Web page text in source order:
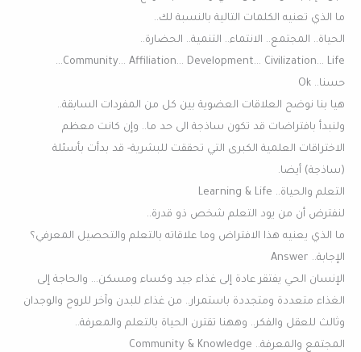
ما الذي تعنيه الكلمات التالية بالنسبة لك..
الحياة.. المجتمع.. الانتماء.. التنمية.. الحضارة..
Community… Affiliation… Development… Civilization… Life…
حسنا.. Ok
هيا بنا نوضح العلاقات العضوية بين كل من المفردات السابقة..
ولنبدأ بافتراضات قد تكون ساذجة الى حد ما.. وإن كانت معظم
الاختراقات العلمية الكبرى التي تحققت للبشرية- قد بدأت بأسئلة
(ساذجة) أيضا.
التعلم والحياة.. Learning & Life
لنفترض أن من يود التعلم شخص ذو قدرة..
ما الذي يعنيه هذا الافتراض وما علاقاته بالتعلم والتحصيل المعرفي؟
الإجابة.. Answer
الإنسان الحي يفتقر عادة إلى غذاء جيد وكساء ومسكن… والحاجة إلى
الغذاء متعددة ومتجددة باستمرار.. من غذاء للبدن وآخر للروح والوجدان
وثالث للعقل والفكر.. وههنا تقترن الحياة بالتعلم والمعرفة..
المجتمع والمعرفة.. Community & Knowledge